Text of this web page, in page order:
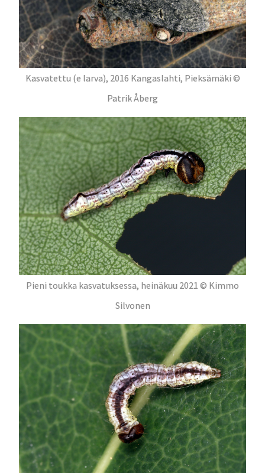
Kasvatettu (e larva), 2016 Kangaslahti, Pieksämäki ©
Patrik Åberg
Pieni toukka kasvatuksessa, heinäkuu 2021 © Kimmo
Silvonen